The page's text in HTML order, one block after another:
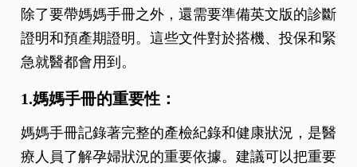
除了要帶媽媽手冊之外，還需要準備英文版的診斷
證明和預產期證明。這些文件對於搭機、投保和緊
急就醫都會用到。
1.媽媽手冊的重要性：
媽媽手冊記錄著完整的產檢紀錄和健康狀況，是醫
療人員了解孕婦狀況的重要依據。建議可以把重要